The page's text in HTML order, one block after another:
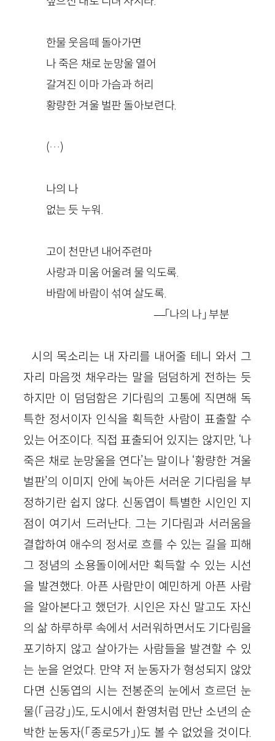
한물 웃음떼 돌아가면
나 죽은 채로 눈망울 열어
갈겨진 이마 가슴과 허리
황량한 겨울 벌판 돌아보련다.
(…)
나의 나
없는 듯 누워.
고이 천만년 내어주련마
사랑과 미움 어울려 물 익도록.
바람에 바람이 섞여 살도록.
—「나의 나」 부분
시의 목소리는 내 자리를 내어줄 테니 와서 그
자리 마음껏 채우라는 말을 덤덤하게 전하는 듯
하지만 이 덤덤함은 기다림의 고통에 직면해 독
특한 정서이자 인식을 획득한 사람이 표출할 수
있는 어조이다. 직접 표출되어 있지는 않지만, ‘나
죽은 채로 눈망울을 연다’는 말이나 ‘황량한 겨울
벌판’의 이미지 안에 녹아든 서러운 기다림을 부
정하기란 쉽지 않다. 신동엽이 특별한 시인인 지
점이 여기서 드러난다. 그는 기다림과 서러움을
결합하여 애수의 정서로 흐를 수 있는 길을 피해
그 정념의 소용돌이에서만 획득할 수 있는 시선
을 발견했다. 아픈 사람만이 예민하게 아픈 사람
을 알아본다고 했던가. 시인은 자신 말고도 자신
의 삶 하루하루 속에서 서러워하면서도 기다림을
포기하지 않고 살아가는 사람들을 발견할 수 있
는 눈을 얻었다. 만약 저 눈동자가 형성되지 않았
다면 신동엽의 시는 전봉준의 눈에서 흐르던 눈
물(「금강」)도, 도시에서 환영처럼 만난 소년의 순
박한 눈동자(「종로5가」)도 볼 수 없었을 것이다.